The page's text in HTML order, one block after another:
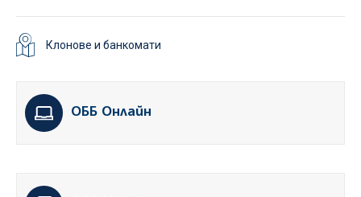
Клонове и банкомати
ОББ Онлайн